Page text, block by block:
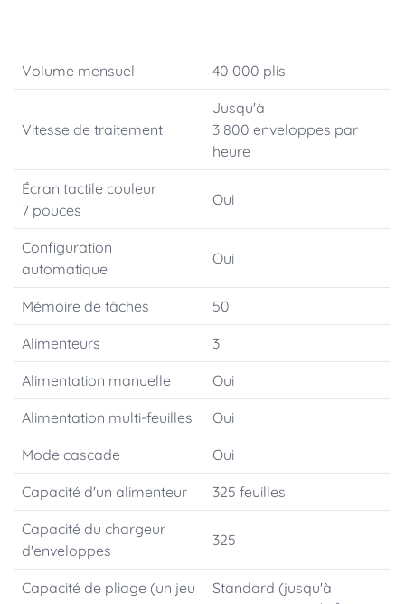
Volume mensuel 40 000 plis
Vitesse de traitement
Jusqu'à
3 800 enveloppes par
heure
Écran tactile couleur
7 pouces
Oui
Configuration
automatique
Oui
Mémoire de tâches 50
Alimenteurs 3
Alimentation manuelle Oui
Alimentation multi-feuilles Oui
Mode cascade Oui
Capacité d'un alimenteur 325 feuilles
Capacité du chargeur
d'enveloppes
325
Capacité de pliage (un jeu
Standard (jusqu'à